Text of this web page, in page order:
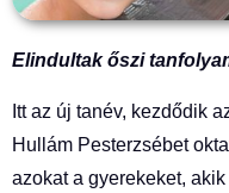
Elindultak őszi
Itt az új tanév, kezdődik
Hullám Pesterzsébet
azokat a gyerekeket,